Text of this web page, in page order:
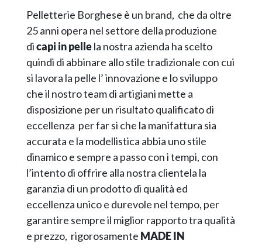
Pelletterie Borghese è un brand, che da oltre
25 anni opera nel settore della produzione
dicapi in pellela nostra azienda ha scelto
quindi di abbinare allo stile tradizionale con cui
si lavora la pelle l’ innovazione e lo sviluppo
che il nostro team di artigiani mette a
disposizione per un risultato qualificato di
eccellenza per far si che la manifattura sia
accurata e la modellistica abbia uno stile
dinamico e sempre a passo con i tempi, con
l’intento di offrire alla nostra clientela la
garanzia di un prodotto di qualità ed
eccellenza unico e durevole nel tempo, per
garantire sempre il miglior rapporto tra qualità
e prezzo, rigorosamente MADE IN